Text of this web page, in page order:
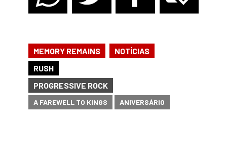
MEMORY REMAINS
NOTÍCIAS
RUSH
PROGRESSIVE ROCK
A FAREWELL TO KINGS ANIVERSÁRIO